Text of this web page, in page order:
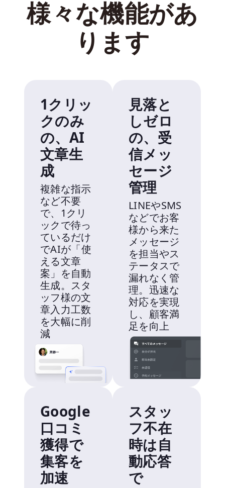
様々な機能があ
ります
1クリッ
クのみ
の、AI
文章生
成
複雑な指示
など不要
で、1クリ
ックで待っ
ているだけ
でAIが「使
える文章
案」を自動
生成。スタ
ッフ様の文
章入力工数
を大幅に削
減
見落と
しゼロ
の、受
信メッ
セージ
管理
LINEやSMS
などでお客
様から来た
メッセージ
を担当やス
テータスで
漏れなく管
理。迅速な
対応を実現
し、顧客満
足を向上
Google
口コミ
獲得で
集客を
加速
スタッ
フ不在
時は自
動応答
で